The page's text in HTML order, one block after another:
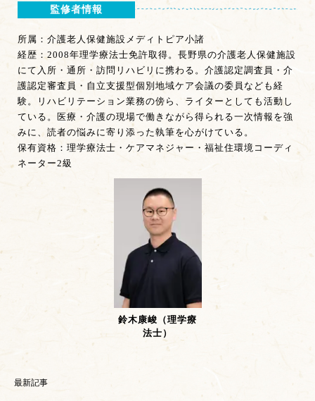
監修者情報
所属：介護老人保健施設メディトピア小諸
経歴：2008年理学療法士免許取得。長野県の介護老人保健施設
にて入所・通所・訪問リハビリに携わる。介護認定調査員・介
護認定審査員・自立支援型個別地域ケア会議の委員なども経
験。リハビリテーション業務の傍ら、ライターとしても活動し
ている。医療・介護の現場で働きながら得られる一次情報を強
みに、読者の悩みに寄り添った執筆を心がけている。
保有資格：理学療法士・ケアマネジャー・福祉住環境コーディ
ネーター2級
鈴木康峻（理学療
法士）
最新記事